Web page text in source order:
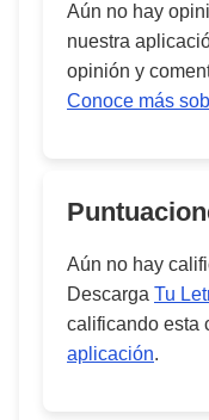
Aún no hay
nuestra
opinión y
Conoce más
Aún no hay
Descarga Tu
calificando esta
aplicación.